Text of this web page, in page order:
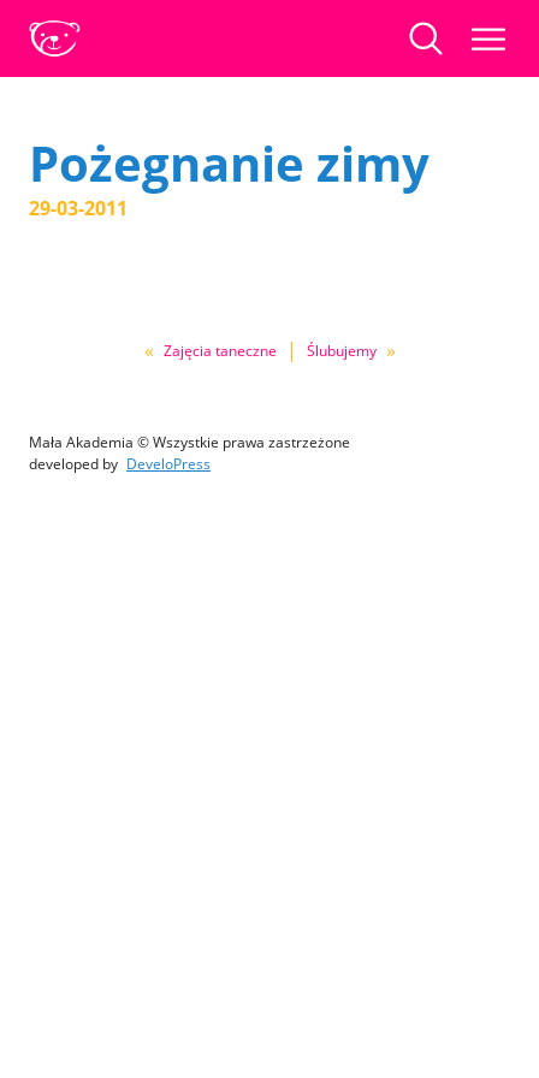
Pożegnanie zimy
29-03-2011
« Zajęcia taneczne | Ślubujemy »
Mała Akademia © Wszystkie prawa zastrzeżone
developed by DeveloPress